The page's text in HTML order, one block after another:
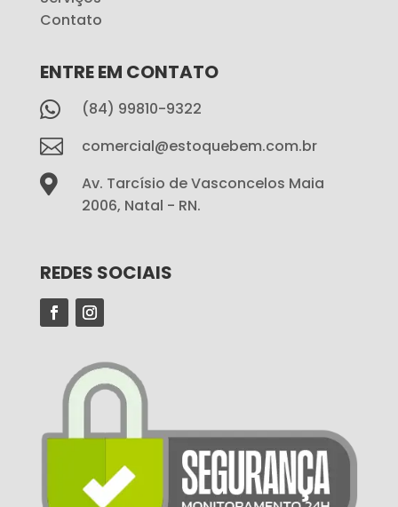
Contato
ENTRE EM CONTATO
 (84) 99810-9322
 comercial@estoquebem.com.br

Av. Tarcísio de Vasconcelos Maia
2006, Natal - RN.
REDES SOCIAIS